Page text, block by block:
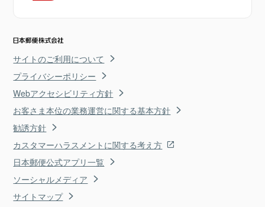
サイトのご利用について
プライバシーポリシー
Webアクセシビリティ方針
お客さま本位の業務運営に関する基本方針
勧誘方針
カスタマーハラスメントに関する考え方
日本郵便公式アプリ一覧
ソーシャルメディア
サイトマップ